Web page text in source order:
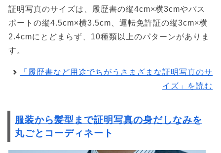
証明写真のサイズは、履歴書の縦4cm×横3cmやパス
ポートの縦4.5cm×横3.5cm、運転免許証の縦3cm×横
2.4cmにとどまらず、10種類以上のパターンがありま
す。
「履歴書など用途でちがうさまざまな証明写真のサ
イズ」を読む
服装から髪型まで証明写真の身だしなみを
丸ごとコーディネート